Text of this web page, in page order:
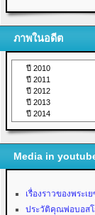
ภาพในอดีต
ปี 2010
ปี 2011
ปี 2012
ปี 2013
ปี 2014
Media in
เรื่องราวของพระเ
ประวัติคุณพ่อบอส